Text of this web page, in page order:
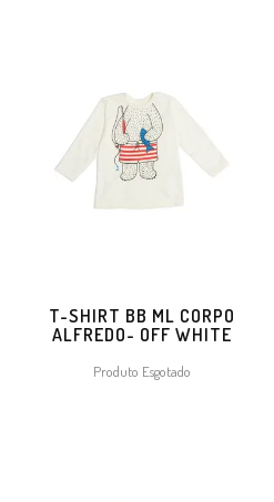
T-SHIRT BB ML CORPO
ALFREDO- OFF WHITE
Produto Esgotado